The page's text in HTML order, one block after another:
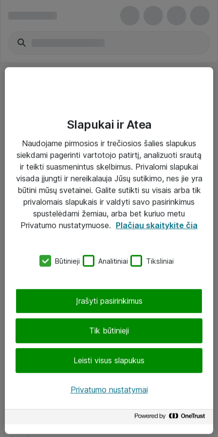
Paslaugos
Sprendimai
Įgyvendinti projektai
Atea ekspertų patarimai verslui
eShop@atea.lt
LinkedIn
Slapukai ir Atea
Naudojame pirmosios ir trečiosios šalies slapukus
siekdami pagerinti vartotojo patirtį, analizuoti srautą
ir teikti suasmenintus skelbimus. Privalomi slapukai
visada įjungti ir nereikalauja Jūsų sutikimo, nes jie yra
būtini mūsų svetainei. Galite sutikti su visais arba tik
privalomais slapukais ir valdyti savo pasirinkimus
spustelėdami žemiau, arba bet kuriuo metu
Privatumo nustatymuose. Plačiau skaitykite čia
Būtinieji Analitiniai Tiksliniai
Tik būtinieji
Leisti visus slapukus
Įrašyti pasirinkimus
Privatumo nustatymai